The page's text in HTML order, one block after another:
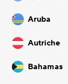
Aruba
Autriche
Bahamas